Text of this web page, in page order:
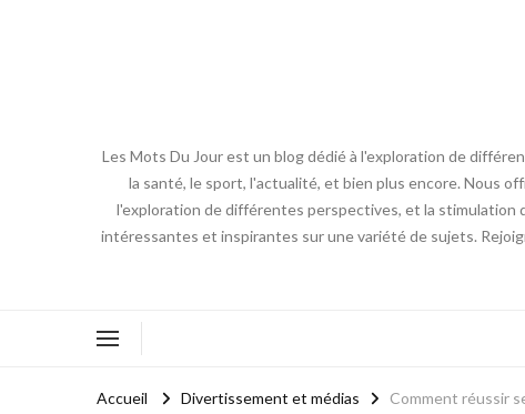
Les Mots Du Jour est un blog dédié à l'exploration de
la santé, le sport, l'actualité, et bien plus encore. Nous
l'exploration de différentes perspectives, et la
intéressantes et inspirantes sur une variété de sujets.
Accueil Divertissement et médias Comment réussir